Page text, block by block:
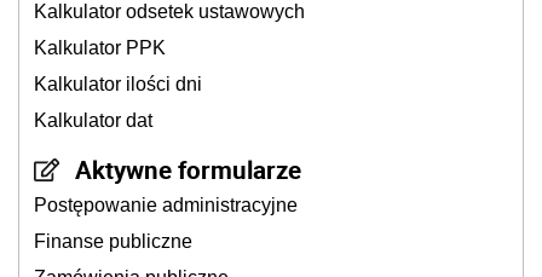
Kalkulator odsetek ustawowych
Kalkulator PPK
Kalkulator ilości dni
Kalkulator dat
Aktywne formularze
Postępowanie administracyjne
Finanse publiczne